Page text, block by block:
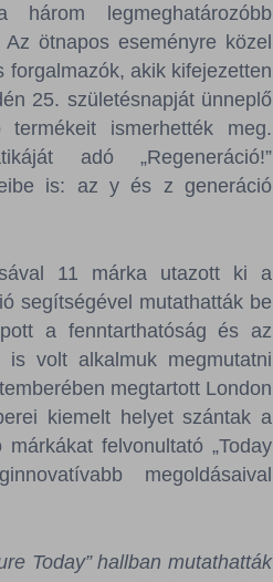
három legmeghatározóbb
ötnapos eseményre közel
forgalmazók, akik kifejezetten
25. születésnapját ünneplő
ismerhették meg.
adó „Regeneráció!”
is: az y és z generáció
11 márka utazott ki a
segítségével mutathatták be
a fenntarthatóság és az
is volt alkalmuk megmutatni
megtartott London
kiemelt helyet szántak a
felvonultató „Today
megoldásaival
Today” hallban mutathatták